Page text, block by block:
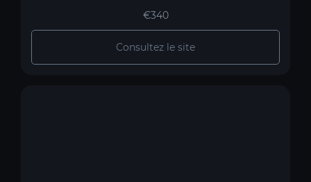
€340
Consultez le site